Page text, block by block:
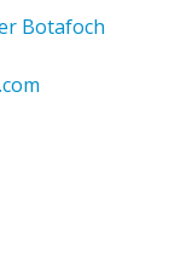
Botafoch